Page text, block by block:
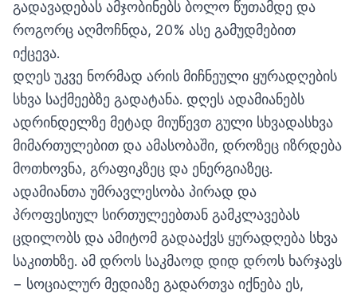
გადავადებას ამჯობინებს ბოლო წუთამდე და
როგორც აღმოჩნდა, 20% ასე გამუდმებით
იქცევა.
დღეს უკვე ნორმად არის მიჩნეული ყურადღების
სხვა საქმეებზე გადატანა. დღეს ადამიანებს
ადრინდელზე მეტად მიუწევთ გული სხვადასხვა
მიმართულებით და ამასობაში, დროზეც იზრდება
მოთხოვნა, გრაფიკზეც და ენერგიაზეც.
ადამიანთა უმრავლესობა პირად და
პროფესიულ სირთულეებთან გამკლავებას
ცდილობს და ამიტომ გადააქვს ყურადღება სხვა
საკითხზე. ამ დროს საკმაოდ დიდ დროს ხარჯავს
− სოციალურ მედიაზე გადართვა იქნება ეს,